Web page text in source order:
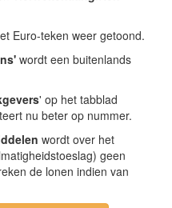
Euro-teken weer getoond.
wordt een buitenlands
' op het tabblad
nu beter op nummer.
wordt over het
geen
de lonen indien van